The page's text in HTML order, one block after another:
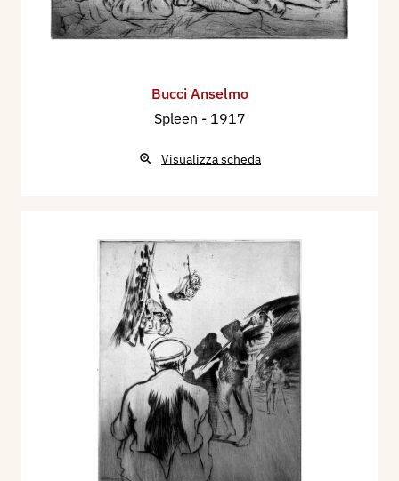
Bucci Anselmo
Spleen - 1917
Visualizza scheda